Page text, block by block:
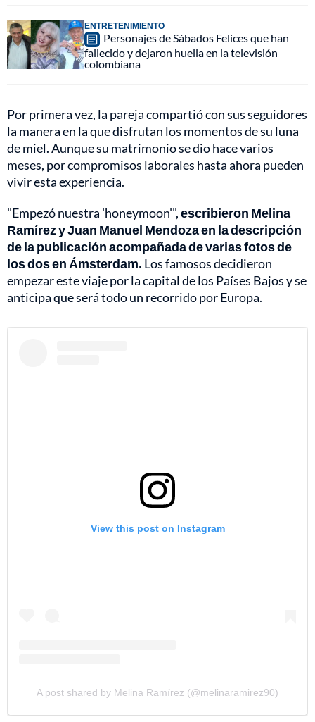
ENTRETENIMIENTO
Personajes de Sábados Felices que han
fallecido y dejaron huella en la televisión
colombiana
Por primera vez, la pareja compartió con sus seguidores
la manera en la que disfrutan los momentos de su luna
de miel. Aunque su matrimonio se dio hace varios
meses, por compromisos laborales hasta ahora pueden
vivir esta experiencia.
"Empezó nuestra 'honeymoon'",escribieron Melina
Ramírez y Juan Manuel Mendoza en la descripción
de la publicación acompañada de varias fotos de
los dos en Ámsterdam. Los famosos decidieron
empezar este viaje por la capital de los Países Bajos y se
anticipa que será todo un recorrido por Europa.
View this post on Instagram
A post shared by Melina Ramírez (@melinaramirez90)